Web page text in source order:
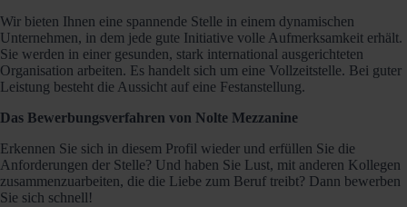
Wir bieten Ihnen eine spannende Stelle in einem dynamischen
Unternehmen, in dem jede gute Initiative volle Aufmerksamkeit erhält.
Sie werden in einer gesunden, stark international ausgerichteten
Organisation arbeiten. Es handelt sich um eine Vollzeitstelle. Bei guter
Leistung besteht die Aussicht auf eine Festanstellung.
Das Bewerbungsverfahren von Nolte Mezzanine
Erkennen Sie sich in diesem Profil wieder und erfüllen Sie die
Anforderungen der Stelle? Und haben Sie Lust, mit anderen Kollegen
zusammenzuarbeiten, die die Liebe zum Beruf treibt? Dann bewerben
Sie sich schnell!